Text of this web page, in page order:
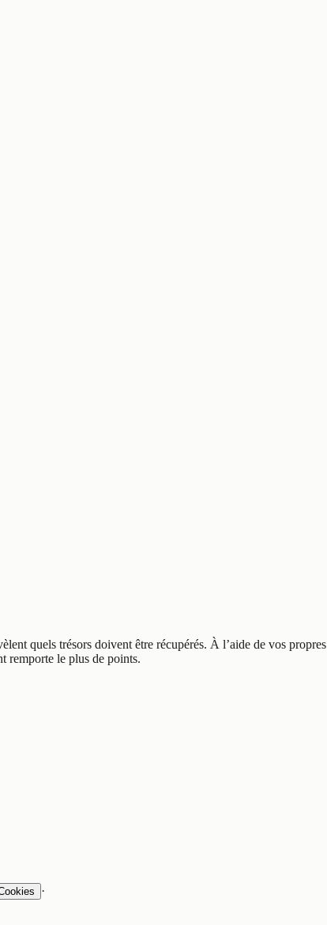
quels trésors doivent être récupérés. À l’aide de vos
remporte le plus de points.
·